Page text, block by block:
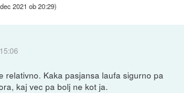
2021 ob 20:29)
relativno. Kaka pasjansa laufa sigurno pa
kaj vec pa bolj ne kot ja.